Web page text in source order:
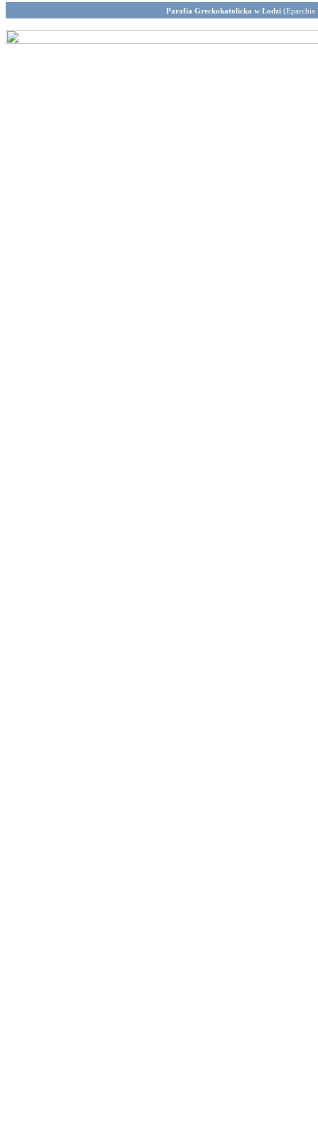
Parafia Greckokatolicka w Łodzi (Eparchia